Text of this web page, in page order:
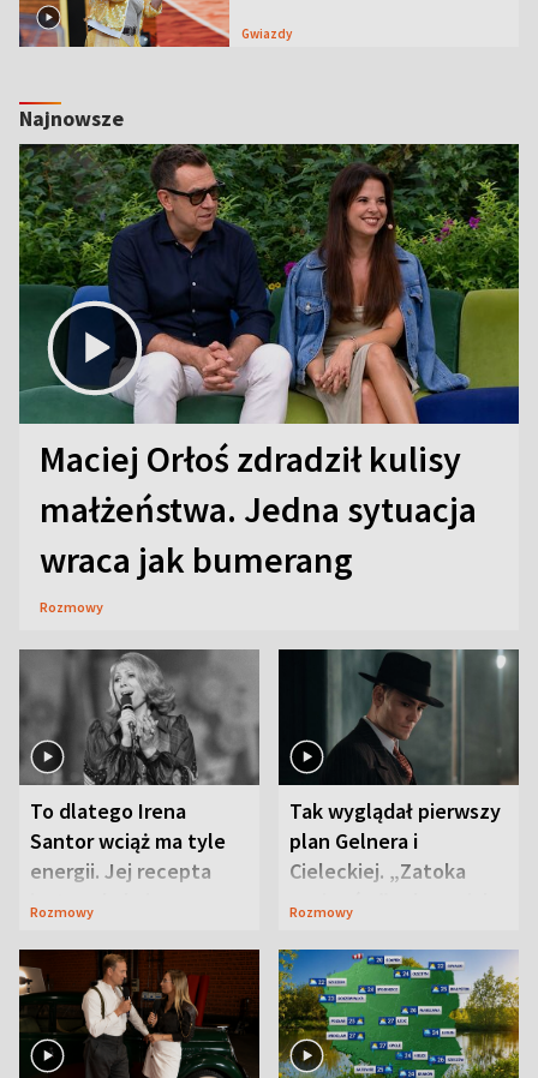
Gwiazdy
Najnowsze
Maciej Orłoś zdradził kulisy
małżeństwa. Jedna sytuacja
wraca jak bumerang
Rozmowy
To dlatego Irena
Santor wciąż ma tyle
energii. Jej recepta
jest zaskakująco
Rozmowy
Tak wyglądał pierwszy
plan Gelnera i
Cieleckiej. „Zatoka
szpiegów” od razu ich
Rozmowy